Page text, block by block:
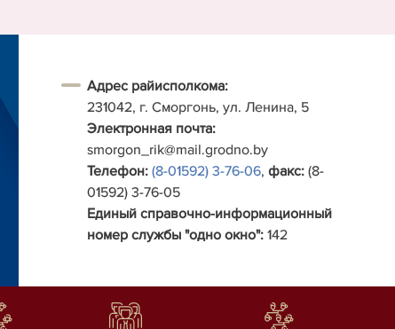
Адрес райисполкома:
231042, г. Сморгонь, ул. Ленина, 5
Электронная почта:
smorgon_rik@mail.grodno.by
Телефон: (8-01592) 3-76-06, факс: (8-
01592) 3-76-05
Единый справочно-информационный
номер службы "одно окно": 142